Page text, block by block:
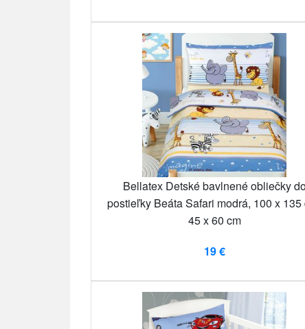
Bellatex Detské bavlnené obliečky
postieľky Beáta Safari modrá, 100 x 135
45 x 60 cm
19 €